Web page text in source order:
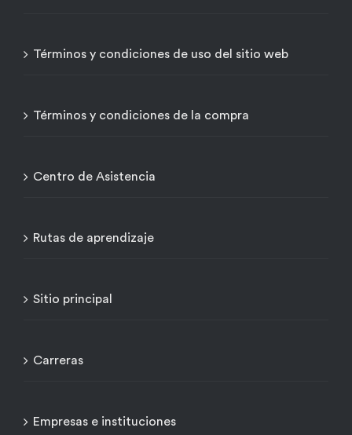
Términos y condiciones de uso del sitio web
Términos y condiciones de la compra
Centro de Asistencia
Rutas de aprendizaje
Sitio principal
Carreras
Empresas e instituciones